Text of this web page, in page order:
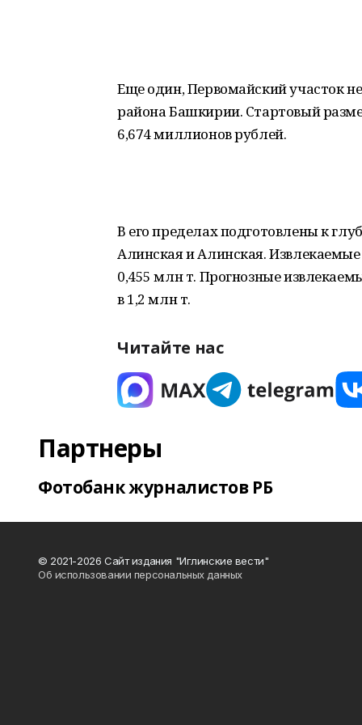
Еще один, Первомайский участок
района Башкирии. Стартовый
6,674 миллионов рублей.
В его пределах подготовлены к
Алинская и Алинская.
0,455 млн т. Прогнозные
в 1,2 млн т.
Читайте нас
Партнеры
Фотобанк журналистов РБ
© 2021-2026 Сайт издания "Иглинские вести"
Об использовании персональных данных